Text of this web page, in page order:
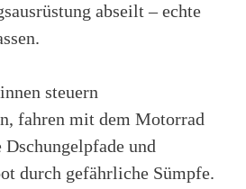
abseilt – echte
steuern
fahren mit dem Motorrad
und
durch gefährliche Sümpfe.